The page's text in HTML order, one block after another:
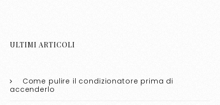
ULTIMI ARTICOLI
Come pulire il condizionatore prima di
accenderlo​​